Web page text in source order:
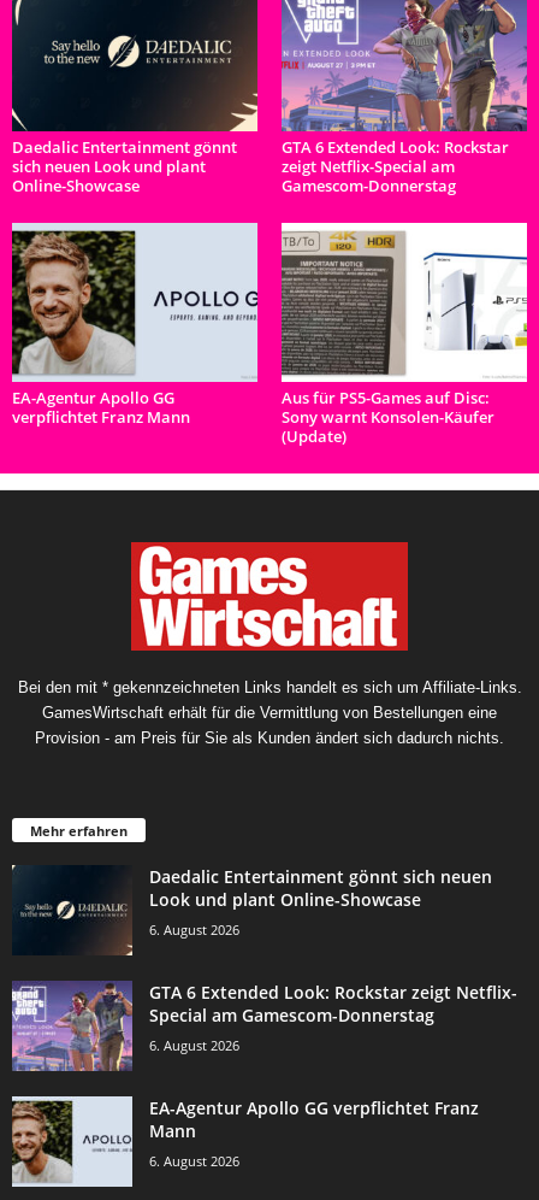
Daedalic Entertainment gönnt
sich neuen Look und plant
Online-Showcase
GTA 6 Extended Look: Rockstar
zeigt Netflix-Special am
Gamescom-Donnerstag
EA-Agentur Apollo GG
verpflichtet Franz Mann
Aus für PS5-Games auf Disc:
Sony warnt Konsolen-Käufer
(Update)
Bei den mit * gekennzeichneten Links handelt es sich um Affiliate-Links.
GamesWirtschaft erhält für die Vermittlung von Bestellungen eine
Provision - am Preis für Sie als Kunden ändert sich dadurch nichts.
Mehr erfahren
Daedalic Entertainment gönnt sich neuen
Look und plant Online-Showcase
6. August 2026
GTA 6 Extended Look: Rockstar zeigt Netflix-
Special am Gamescom-Donnerstag
6. August 2026
EA-Agentur Apollo GG verpflichtet Franz
Mann
6. August 2026